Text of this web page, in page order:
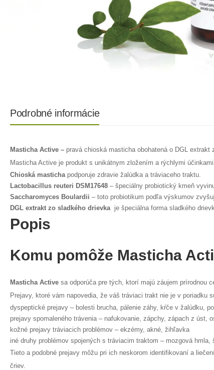
Podrobné informácie
Masticha Active – pravá chioská masticha obohatená o DGL
Masticha Active je produkt s unikátnym zložením a rýchlymi
Chioská mastichapodporuje zdravie žalúdka a tráviaceho traktu.
Lactobacillus reuteri DSM17648 – špeciálny probiotický kmeň
Saccharomyces Boulardii – toto probiotikum podľa výskumov
DGL extrakt zo sladkého drievkaje špeciálna forma sladkého
Popis
Komu pomôže Masticha
Masticha Active sa odporúča pre tých, ktorí majú záujem prírodnou
Prejavy, ktoré vám napovedia, že váš tráviaci trakt nie je v poriadku
dyspeptické prejavy – bolesti brucha, pálenie záhy, kŕče v žalúdku,
prejavy spomaleného trávenia – nafukovanie, zápchy, zápach z úst,
kožné prejavy tráviacich problémov – ekzémy, akné, žihľavka
iné druhy problémov spojených s tráviacim traktom – mozgová
Tieto a podobné prejavy môžu pri ich neskorom identifikovaní a
čriev.